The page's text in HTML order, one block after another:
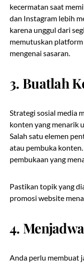
kecermatan saat
dan Instagram lebih
karena unggul dari
memutuskan
mengenai sasaran.
3. Buatlah
Strategi sosial media
konten yang menarik
Salah satu elemen
atau pembuka
pembukaan yang
Pastikan topik yang
promosi website
4.
Anda perlu membuat